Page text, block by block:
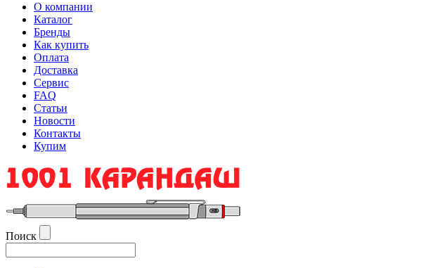
О компании
Каталог
Бренды
Как купить
Оплата
Доставка
Сервис
FAQ
Статьи
Новости
Контакты
Купим
Поиск